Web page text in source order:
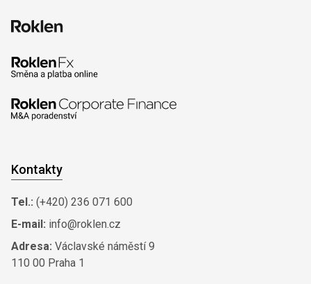
Kontakty
Tel.: (+420) 236 071 600
E-mail: info@roklen.cz
Adresa: Václavské náměstí 9
110 00 Praha 1